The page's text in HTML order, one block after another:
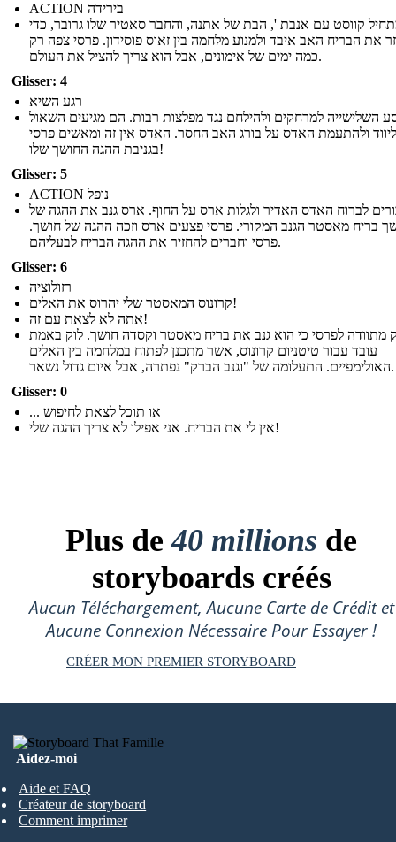
ACTION בירידה
קווסט עם אנבת ', הבת של אתנה, והחבר סאטיר שלו גרובר, כדי
את הבריח האב איבד ולמנוע מלחמה בין זאוס פוסידון. פרסי צפה רק
כמה ימים של אימונים, אבל הוא צריך להציל את העולם.
Glisser: 4
רגע השיא
השלישייה למרחקים ולהילחם נגד מפלצות רבות. הם מגיעים השאול
ולהתעמת האדס על בורג האב החסר. האדס אין זה ומאשים פרסי
בגניבת ההגה החושך שלו!
Glisser: 5
ACTION נופל
לברוח האדס האדיר ולגלות ארס על החוף. ארס גנב את ההגה של
בריח מאסטר הגנב המקורי. פרסי פצעים ארס וזכה ההגה של חושך.
פרסי וחברים להחזיר את ההגה הבריח לבעליהם.
Glisser: 6
רזולוציה
קרונוס המאסטר שלי יהרוס את האלים!
אתה לא לצאת עם זה!
מתוודה לפרסי כי הוא גנב את בריח מאסטר וקסדה חושך. לוק באמת
עובד עבור טיטניום קרונוס, אשר מתכנן לפתוח במלחמה בין האלים
האולימפיים. התעלומה של "וגנב הברק" נפתרה, אבל איום גדול נשאר.
Glisser: 0
... או תוכל לצאת לחיפוש
אין לי את הבריח. אני אפילו לא צריך ההגה שלי!
Plus de40 millions de
storyboards créés
Aucun Téléchargement, Aucune Carte de Crédit et
Aucune Connexion Nécessaire Pour Essayer !
CRÉER MON PREMIER STORYBOARD
Aidez-moi
Aide et FAQ
Créateur de storyboard
Comment imprimer